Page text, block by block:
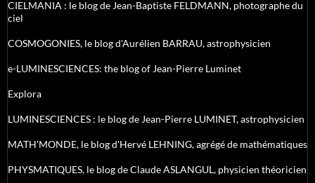
CIELMANIA : le blog de Jean-Baptiste FELDMANN, photographe du
ciel
COSMOGONIES, le blog d'Aurélien BARRAU, astrophysicien
e-LUMINESCIENCES: the blog of Jean-Pierre Luminet
Explora
LUMINESCIENCES : le blog de Jean-Pierre LUMINET, astrophysicien
MATH'MONDE, le blog d'Hervé LEHNING, agrégé de mathématiques
PHYSMATIQUES, le blog de Claude ASLANGUL, physicien théoricien